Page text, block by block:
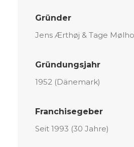
Gründer
Jens Ærthøj & Tage
Gründungsjahr
1952 (Dänemark)
Franchisegeber
Seit 1993 (30 Jahre)